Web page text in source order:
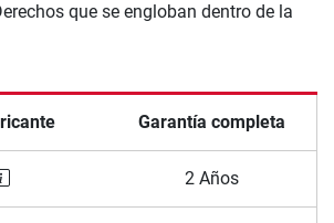
que se engloban dentro de la
Garantía completa
2 Años